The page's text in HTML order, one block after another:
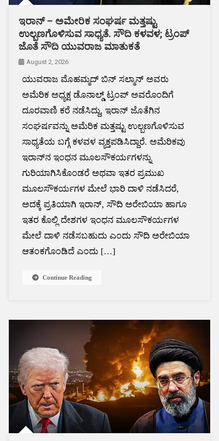
ಇರಾನ್ – ಅಮೇರಿಕ ಸಂಘರ್ಷ ಮತ್ತಷ್ಟು
ಉಲ್ಬಣಗೊಳಿಸುವ ಸಾಧ್ಯತೆ. ಸೌದಿ ಕಳವಳ; ಟ್ರಂಪ್
ಜೊತೆ ಸೌದಿ ಯುವರಾಜ ಮಾತುಕತೆ
August 2, 2026
ಯುವರಾಜ ಮೊಹಮ್ಮದ್ ಬಿನ್ ಸಲ್ಮಾನ್ ಅವರು
ಅಮೆರಿಕ ಅಧ್ಯಕ್ಷ ಡೊನಾಲ್ಡ್ ಟ್ರಂಪ್ ಅವರೊಂದಿಗೆ
ದೂರವಾಣಿ ಕರೆ ನಡೆಸಿದ್ದು, ಇರಾನ್ ಜೊತೆಗಿನ
ಸಂಘರ್ಷವನ್ನು ಅಮೆರಿಕ ಮತ್ತಷ್ಟು ಉಲ್ಬಣಗೊಳಿಸುವ
ಸಾಧ್ಯತೆಯ ಬಗ್ಗೆ ಕಳವಳ ವ್ಯಕ್ತಪಡಿಸಿದ್ದಾರೆ. ಅಮೆರಿಕವು
ಇರಾನ್‌ನ ಇಂಧನ ಮೂಲಸೌಕರ್ಯಗಳನ್ನು
ಗುರಿಯಾಗಿಸಿಕೊಂಡರೆ ಅಥವಾ ಇತರ ಪ್ರಮುಖ
ಮೂಲಸೌಕರ್ಯಗಳ ಮೇಲೆ ಭಾರಿ ದಾಳಿ ನಡೆಸಿದರೆ,
ಅದಕ್ಕೆ ಪ್ರತಿಯಾಗಿ ಇರಾನ್, ಸೌದಿ ಅರೇಬಿಯಾ ಹಾಗೂ
ಇತರ ಕೊಲ್ಲಿ ದೇಶಗಳ ಇಂಧನ ಮೂಲಸೌಕರ್ಯಗಳ
ಮೇಲೆ ದಾಳಿ ನಡೆಸಬಹುದು ಎಂದು ಸೌದಿ ಅರೇಬಿಯಾ
ಆತಂಕಗೊಂಡಿದೆ ಎಂದು […]
Continue Reading